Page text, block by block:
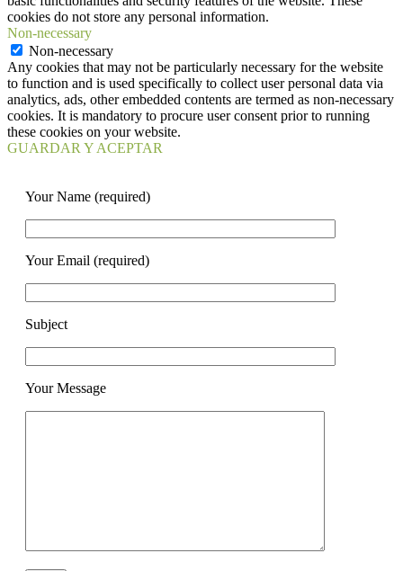
cookies do not store any personal information.
Non-necessary
Non-necessary
Any cookies that may not be particularly necessary for the website
to function and is used specifically to collect user personal data via
analytics, ads, other embedded contents are termed as non-necessary
cookies. It is mandatory to procure user consent prior to running
these cookies on your website.
GUARDAR Y ACEPTAR
Your Name (required)
Your Email (required)
Subject
Your Message